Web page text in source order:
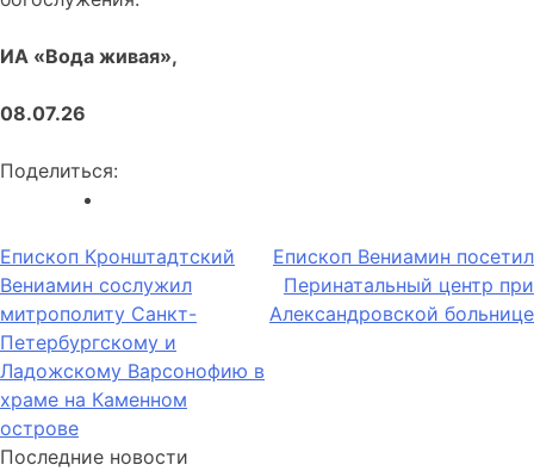
ИА «Вода живая»,
08.07.26
Поделиться:
Навигация
по
записям
Епископ Кронштадтский
Вениамин сослужил
митрополиту Санкт-
Петербургскому и
Ладожскому Варсонофию в
храме на Каменном
острове
Епископ Вениамин посетил
Перинатальный центр при
Александровской больнице
Последние новости